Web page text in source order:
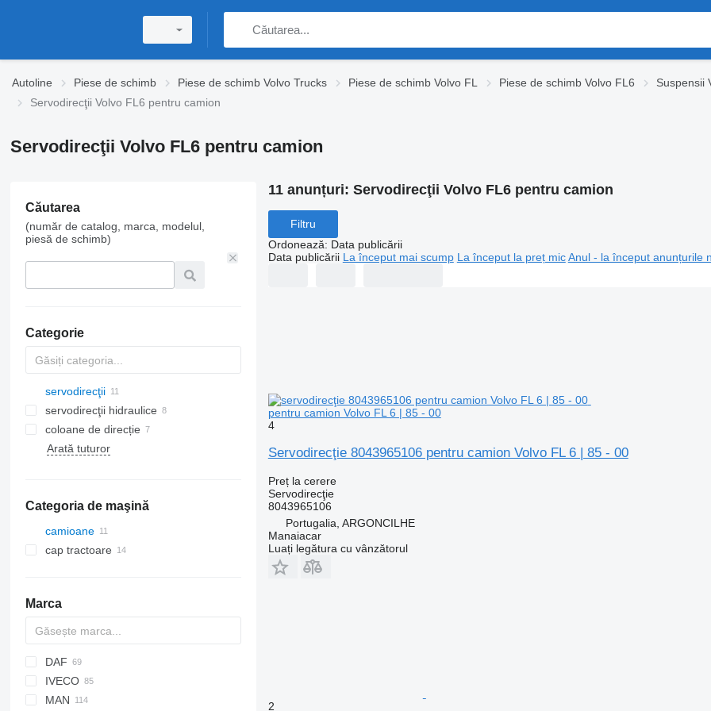
Autoline Piese de schimb Piese de schimb Volvo Trucks Piese de schimb Volvo FL Piese de schimb Volvo FL6
Suspensii
Servodirecţii Volvo FL6 pentru camion
Servodirecţii Volvo FL6 pentru camion
Căutarea
(număr de catalog, marca, modelul,
piesă de schimb)
Categorie
servodirecţii
servodirecţii hidraulice
coloane de direcție
Arată tuturor
Categoria de maşină
camioane
cap tractoare
Marca
BM
DAF
CF
LF
IVECO
Daily
ELF
MAN
11 anunțuri: Servodirecţii Volvo FL6 pentru camion
Filtru
Ordonează: Data publicării
Data publicării La început mai scump La început la preț mic Anul - la început anunțurile
pentru camion Volvo FL 6 | 85 - 00
4
Servodirecţie 8043965106 pentru camion Volvo FL 6 | 85 - 00
Preț la cerere
Servodirecţie
8043965106
Portugalia, ARGONCILHE
Manaiacar
Luați legătura cu vânzătorul
2